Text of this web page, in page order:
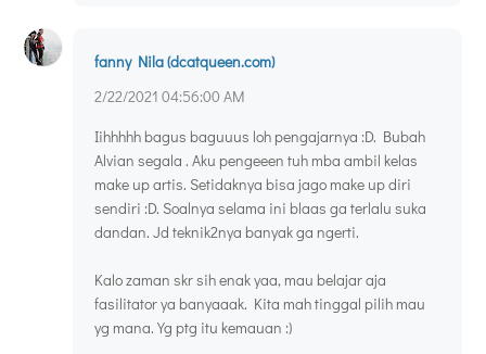
fanny Nila (dcatqueen.com)
2/22/2021 04:56:00 AM
Iihhhhh bagus baguuus loh pengajarnya :D. Bubah
Alvian segala . Aku pengeeen tuh mba ambil kelas
make up artis. Setidaknya bisa jago make up diri
sendiri :D. Soalnya selama ini blaas ga terlalu suka
dandan. Jd teknik2nya banyak ga ngerti.
Kalo zaman skr sih enak yaa, mau belajar aja
fasilitator ya banyaaak. Kita mah tinggal pilih mau
yg mana. Yg ptg itu kemauan :)